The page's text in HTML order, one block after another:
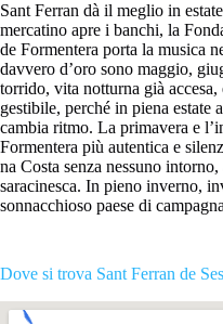
Sant Ferran dà il meglio in
mercatino apre i banchi, la
de Formentera porta la musica
davvero d’oro sono maggio,
torrido, vita notturna già accesa,
gestibile, perché in piena estate
cambia ritmo. La primavera e
Formentera più autentica e
na Costa senza nessuno
saracinesca. In pieno inverno,
sonnacchioso paese di
Dove si trova Sant Ferran de